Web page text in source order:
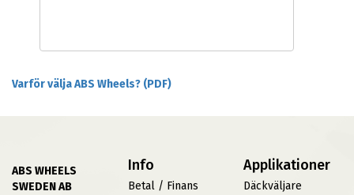
Varför välja ABS Wheels? (PDF)
ABS WHEELS
SWEDEN AB
Info
Betal / Finans
Applikationer
Däckväljare